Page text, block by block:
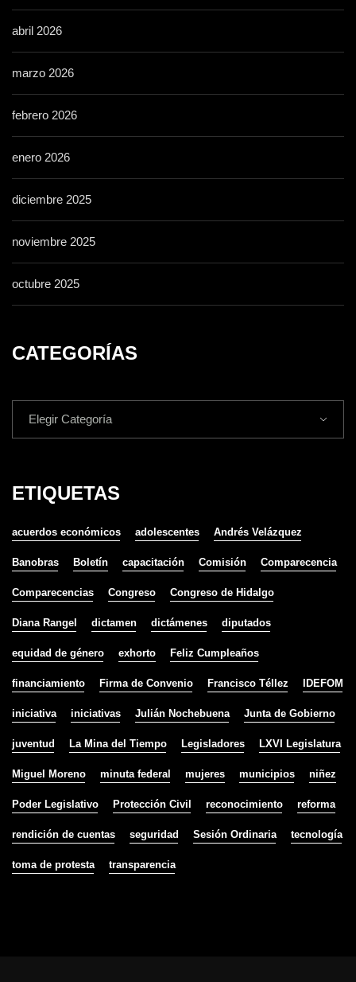
abril 2026
marzo 2026
febrero 2026
enero 2026
diciembre 2025
noviembre 2025
octubre 2025
CATEGORÍAS
Elegir Categoría
ETIQUETAS
acuerdos económicos adolescentes Andrés Velázquez
Banobras Boletín capacitación Comisión Comparecencia
Comparecencias Congreso Congreso de Hidalgo
Diana Rangel dictamen dictámenes diputados
equidad de género exhorto Feliz Cumpleaños
financiamiento Firma de Convenio Francisco Téllez IDEFOM
iniciativa iniciativas Julián Nochebuena Junta de Gobierno
juventud La Mina del Tiempo Legisladores LXVI Legislatura
Miguel Moreno minuta federal mujeres municipios niñez
Poder Legislativo Protección Civil reconocimiento reforma
rendición de cuentas seguridad Sesión Ordinaria tecnología
toma de protesta transparencia